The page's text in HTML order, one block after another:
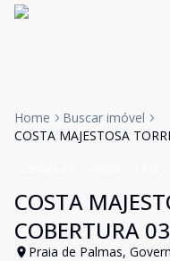
Home
Buscar imóvel
COSTA MAJESTOSA
COSTA
COBERTURA 03
Praia de Palmas,